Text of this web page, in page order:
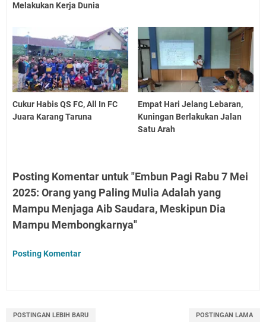
Melakukan Kerja Dunia
Cukur Habis QS FC, All In FC
Juara Karang Taruna
Empat Hari Jelang Lebaran,
Kuningan Berlakukan Jalan
Satu Arah
Posting Komentar untuk "Embun Pagi Rabu 7 Mei
2025: Orang yang Paling Mulia Adalah yang
Mampu Menjaga Aib Saudara, Meskipun Dia
Mampu Membongkarnya"
Posting Komentar
POSTINGAN LEBIH BARU POSTINGAN LAMA